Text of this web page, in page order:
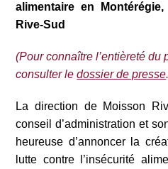
alimentaire en
Rive-Sud
(Pour connaître l’entièreté du
consulter ledossier de presse
La direction de Moisson
conseil d’administration et
heureuse d’annoncer la
lutte contre l’insécurité